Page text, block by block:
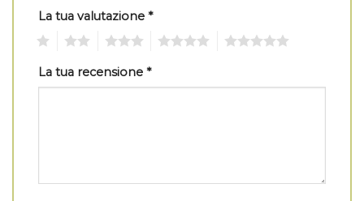
La tua valutazione *
La tua recensione *